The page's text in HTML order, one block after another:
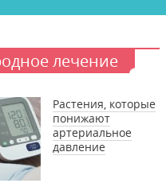
лечение
Растения, которые
понижают
артериальное
давление